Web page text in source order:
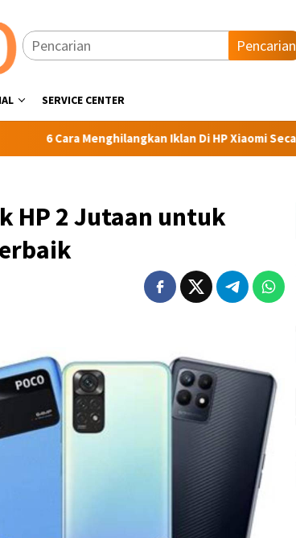
Pencarian
SERVICE CENTER
Menghilangkan Iklan Di HP Xiaomi Secara Permanen
HP 2 Jutaan untuk